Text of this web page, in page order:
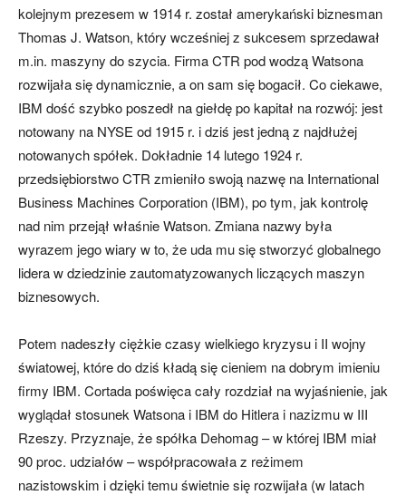
kolejnym prezesem w 1914 r. został amerykański biznesman
Thomas J. Watson, który wcześniej z sukcesem sprzedawał
m.in. maszyny do szycia. Firma CTR pod wodzą Watsona
rozwijała się dynamicznie, a on sam się bogacił. Co ciekawe,
IBM dość szybko poszedł na giełdę po kapitał na rozwój: jest
notowany na NYSE od 1915 r. i dziś jest jedną z najdłużej
notowanych spółek. Dokładnie 14 lutego 1924 r.
przedsiębiorstwo CTR zmieniło swoją nazwę na International
Business Machines Corporation (IBM), po tym, jak kontrolę
nad nim przejął właśnie Watson. Zmiana nazwy była
wyrazem jego wiary w to, że uda mu się stworzyć globalnego
lidera w dziedzinie zautomatyzowanych liczących maszyn
biznesowych.
Potem nadeszły ciężkie czasy wielkiego kryzysu i II wojny
światowej, które do dziś kładą się cieniem na dobrym imieniu
firmy IBM. Cortada poświęca cały rozdział na wyjaśnienie, jak
wyglądał stosunek Watsona i IBM do Hitlera i nazizmu w III
Rzeszy. Przyznaje, że spółka Dehomag – w której IBM miał
90 proc. udziałów – współpracowała z reżimem
nazistowskim i dzięki temu świetnie się rozwijała (w latach